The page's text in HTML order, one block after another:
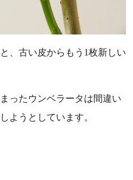
、古い皮からもう1枚新しい
ったウンベラータは間違い
ようとしています。